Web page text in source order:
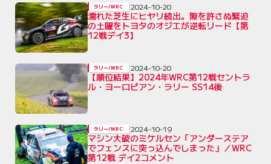
濡れた芝生にヒヤリ続出。隙を許さぬ緊迫
の土曜をトヨタのオジエが逆転リード【第
12戦デイ3】
ラリー/WRC 2024-10-20
【順位結果】2024年WRC第12戦セントラ
ル・ヨーロピアン・ラリー SS14後
ラリー/WRC 2024-10-20
マシン大破のミケルセン「アンダーステア
でフェンスに突っ込んでしまった」／WRC
第12戦 デイ2コメント
ラリー/WRC 2024-10-19